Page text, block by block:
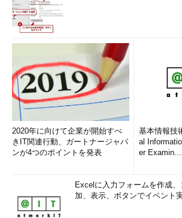
2020年に向けて企業が開始すべ
きIT関連行動、ガートナージャパ
ンが4つのポイントを発表
基本情報技
al
er Examin...
Excelに入力フォームを作成
加、表示、ボタンでイベント